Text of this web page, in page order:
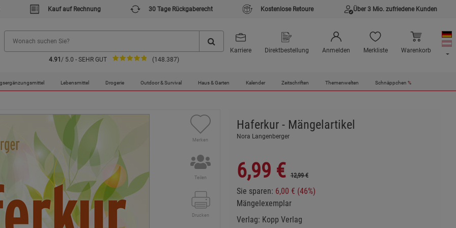
Kauf auf Rechnung 30 Tage Rückgaberecht Kostenlose Retoure Über 3 Mio. zufriedene Kunden
4.91 / 5.0 - SEHR GUT (148.387)
Karriere Direktbestellung Anmelden Merkliste Warenkorb
Lebensmittel Drogerie Outdoor & Survival Haus & Garten Kalender Zeitschriften Themenwelten Schnäppchen %
Merken
Teilen
Drucken
Haferkur - Mängelartikel
Nora Langenberger
6,99 € 12,99 €
Sie sparen: 6,00 € (46%)
Mängelexemplar
Verlag: Kopp Verlag